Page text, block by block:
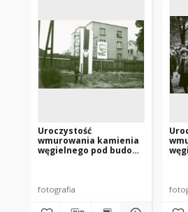
Uroczystość
wmurowania kamienia
węgielnego pod budowę
fotografia